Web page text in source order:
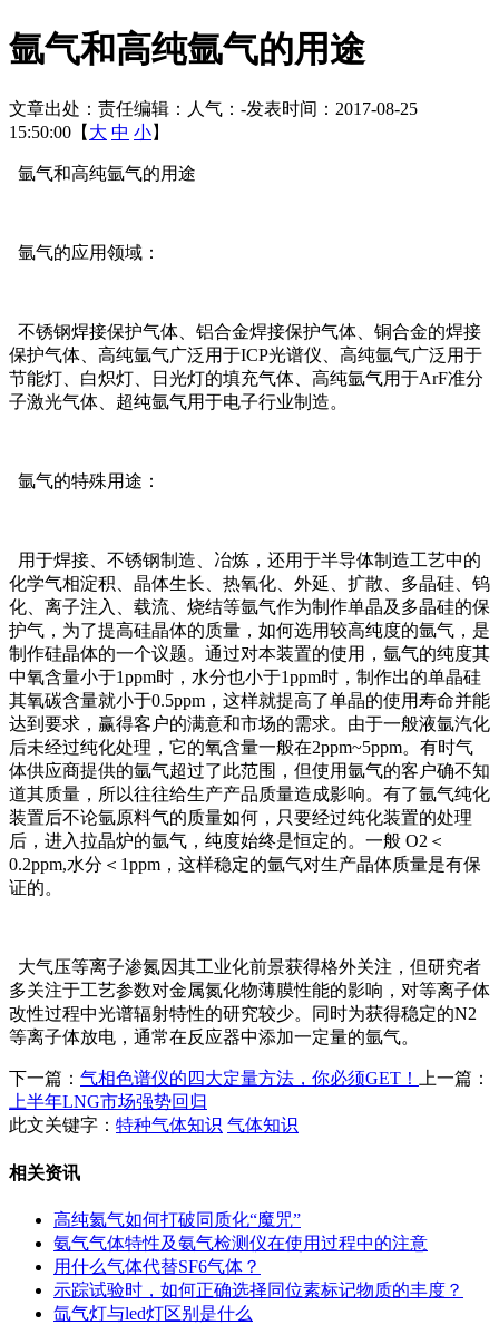
氩气和高纯氩气的用途
文章出处： 责任编辑： 人气： -发表时间：2017-08-25
15:50:00【 大 中 小】
氩气和高纯氩气的用途
氩气的应用领域：
不锈钢焊接保护气体、铝合金焊接保护气体、铜合金的焊接
保护气体、高纯氩气广泛用于ICP光谱仪、高纯氩气广泛用于
节能灯、白炽灯、日光灯的填充气体、高纯氩气用于ArF准分
子激光气体、超纯氩气用于电子行业制造。
氩气的特殊用途：
用于焊接、不锈钢制造、冶炼，还用于半导体制造工艺中的
化学气相淀积、晶体生长、热氧化、外延、扩散、多晶硅、钨
化、离子注入、载流、烧结等氩气作为制作单晶及多晶硅的保
护气，为了提高硅晶体的质量，如何选用较高纯度的氩气，是
制作硅晶体的一个议题。通过对本装置的使用，氩气的纯度其
中氧含量小于1ppm时，水分也小于1ppm时，制作出的单晶硅
其氧碳含量就小于0.5ppm，这样就提高了单晶的使用寿命并能
达到要求，赢得客户的满意和市场的需求。由于一般液氩汽化
后未经过纯化处理，它的氧含量一般在2ppm~5ppm。有时气
体供应商提供的氩气超过了此范围，但使用氩气的客户确不知
道其质量，所以往往给生产产品质量造成影响。有了氩气纯化
装置后不论氩原料气的质量如何，只要经过纯化装置的处理
后，进入拉晶炉的氩气，纯度始终是恒定的。一般 O2＜
0.2ppm,水分＜1ppm，这样稳定的氩气对生产晶体质量是有保
证的。
大气压等离子渗氮因其工业化前景获得格外关注，但研究者
多关注于工艺参数对金属氮化物薄膜性能的影响，对等离子体
改性过程中光谱辐射特性的研究较少。同时为获得稳定的N2
等离子体放电，通常在反应器中添加一定量的氩气。
下一篇： 气相色谱仪的四大定量方法，你必须GET！
上一篇：
上半年LNG市场强势回归
此文关键字： 特种气体知识 气体知识
相关资讯
高纯氦气如何打破同质化“魔咒”
氨气气体特性及氨气检测仪在使用过程中的注意
用什么气体代替SF6气体？
示踪试验时，如何正确选择同位素标记物质的丰度？
氙气灯与led灯区别是什么